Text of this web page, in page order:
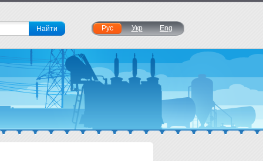
Рус Укр Eng